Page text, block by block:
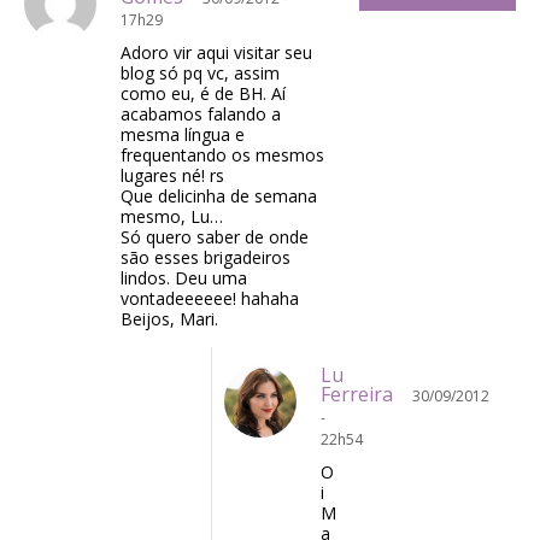
17h29
Adoro vir aqui visitar seu
blog só pq vc, assim
como eu, é de BH. Aí
acabamos falando a
mesma língua e
frequentando os mesmos
lugares né! rs
Que delicinha de semana
mesmo, Lu…
Só quero saber de onde
são esses brigadeiros
lindos. Deu uma
vontadeeeeee! hahaha
Beijos, Mari.
Lu
Ferreira
30/09/2012
-
22h54
O
i
M
a